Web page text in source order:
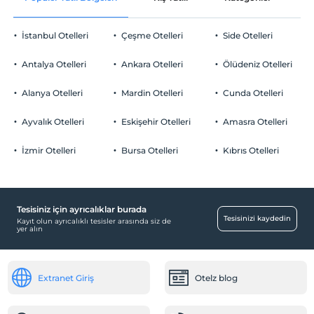
Otopark (Tesis bünyesinde)
Özel Notları Görmek İçin Tıklayınız.
Açık Yüzme Havuzu (Sezonluk)
Eğlence Hizmetleri
Ara kapılı odalar
Sigara
Çocuklar
Her bir oda için 6 yaşına kadar 1 çocuk ücretsizdir
Gül yaprakları ile süsleme
İstanbul Otelleri
Antalya Otelleri
Alanya Otelleri
Ayvalık Otelleri
İzmir Otelleri
Çeşme Otelleri
Ankara Otelleri
Mardin Otelleri
Eskişehir Otelleri
Bursa Otelleri
Side Otelleri
Ölüdeniz Otelleri
Cunda Otelleri
Amasra Otelleri
Kıbrıs Otelleri
Tesisiniz için ayrıcalıklar burada
Kayıt olun ayrıcalıklı tesisler arasında siz de
yer alın
Tesisinizi kaydedin
Extranet Giriş Otelz blog